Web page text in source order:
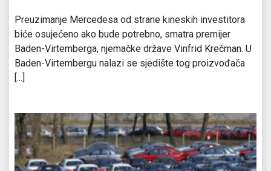
Preuzimanje Mercedesa od strane kineskih investitora
biće osujećeno ako bude potrebno, smatra premijer
Baden-Virtemberga, njemačke države Vinfrid Krečman. U
Baden-Virtembergu nalazi se sjedište tog proizvođača
[...]